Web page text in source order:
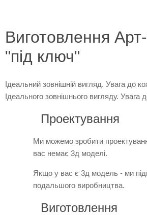
Виготовлення
"під ключ"
Ідеальний зовнішній вигляд. Увага до
Ідеального зовнішнього вигляду. Увага
Проектування
Ми можемо зробити
вас немає 3д моделі.
Якщо у вас є 3д модель - ми
подальшого виробництва.
Виготовлення